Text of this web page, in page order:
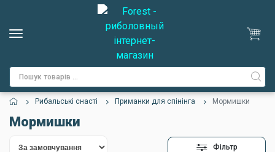
Рибальські снасті Приманки для спінінга Мормишки
Мормишки
Фільтр